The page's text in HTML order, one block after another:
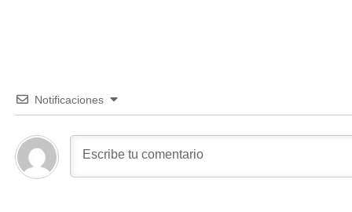
Notificaciones